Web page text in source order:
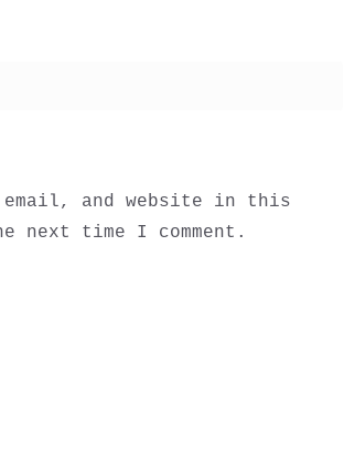
email, and website in this
next time I comment.